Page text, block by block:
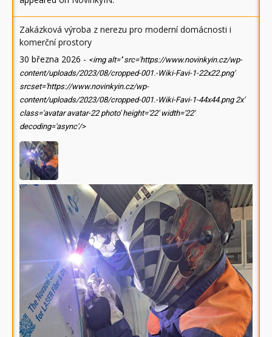
Zakázková výroba z nerezu pro moderní domácnosti i
komerční prostory
30 března 2026 - <img alt='' src='https://www.novinkyin.cz/wp-
content/uploads/2023/08/cropped-001.-Wiki-Favi-1-22x22.png'
srcset='https://www.novinkyin.cz/wp-
content/uploads/2023/08/cropped-001.-Wiki-Favi-1-44x44.png 2x'
class='avatar avatar-22 photo' height='22' width='22'
decoding='async'/>